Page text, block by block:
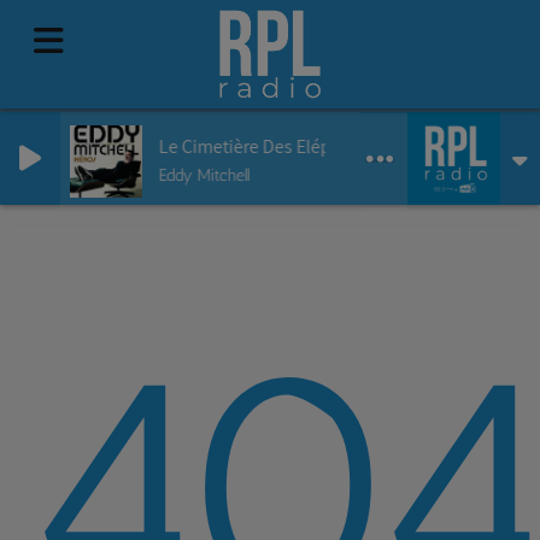
Le Cimetière Des Eléphants
Eddy Mitchell